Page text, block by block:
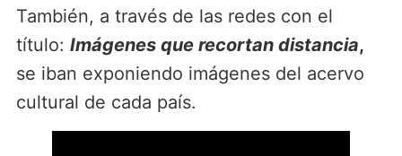
También, a través de las redes con el
título: Imágenes que recortan distancia,
se iban exponiendo imágenes del acervo
cultural de cada país.